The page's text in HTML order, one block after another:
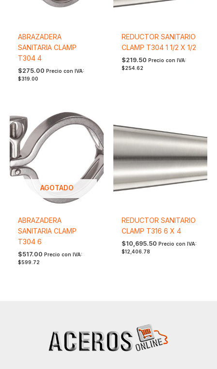
ABRAZADERA
SANITARIA CLAMP
T304 4
$275.00 Precio con IVA:
$319.00
REDUCTOR SANITARIO
CLAMP T304 1 1/2 X 1/2
$219.50 Precio con IVA:
$254.62
AGOTADO
ABRAZADERA
SANITARIA CLAMP
T304 6
$517.00 Precio con IVA:
$599.72
REDUCTOR SANITARIO
CLAMP T316 6 X 4
$10,695.50 Precio con IVA:
$12,406.78